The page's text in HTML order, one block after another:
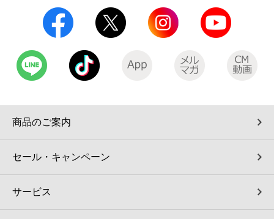
自転車シェアリング（店舗限定）
モバイルバッテリーシェアリング（店舗限定）
セブン-イレブンの歴史
商品のご案内
セール・キャンペーン
サービス